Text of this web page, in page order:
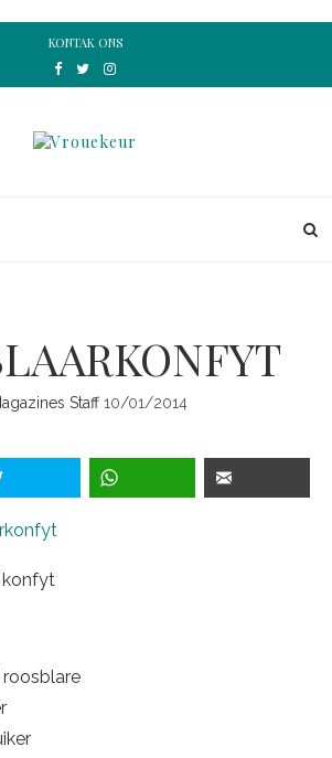
KONTAK ONS
Staff 10/01/2014
konfyt